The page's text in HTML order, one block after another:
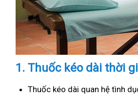
1. Thuốc kéo dài thời
Thuốc kéo dài quan hệ tình